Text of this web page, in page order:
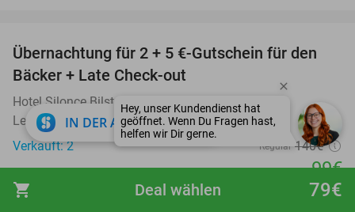
shopping_cart 79€
Deal wählen
29%
Übernachtung für 2 + 5 €-Gutschein für den
Bäcker + Late Check-out
Hotel Silonce Bilstein-Lennestadt
Lennestadt
Verkauft: 2
Regulär 140€
99€
IN DER APP ÖFFNEN close